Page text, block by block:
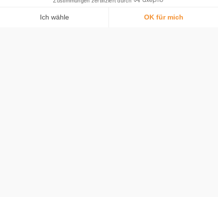
Ich wähle OK für mich